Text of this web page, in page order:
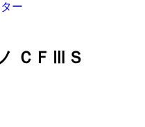
ー
ＣＦⅢＳ